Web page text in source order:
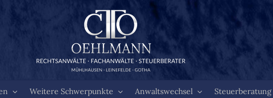
Weitere Schwerpunkte Anwaltswechsel Steuerberatung